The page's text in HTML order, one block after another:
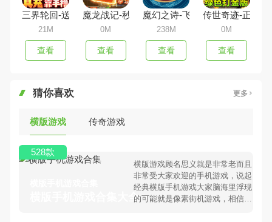
三界轮回-送10万真充
21M
查看
魔龙战记-秒怪无限刀
0M
查看
魔幻之诗-飞升版
238M
查看
传世奇迹-正版三
0M
查看
猜你喜欢 更多
横版游戏 传奇游戏
横版手机游戏合集大全 >
横版游戏顾名思义就是非常老而且
非常受大家欢迎的手机游戏，说起
经典横版手机游戏大家脑海里浮现
的可能就是像素街机游戏，相信很
528款